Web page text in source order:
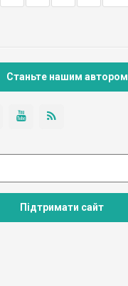
Станьте нашим автором
Підтримати сайт